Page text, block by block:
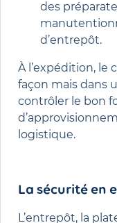
des
d’entrepôt.
À l’expédition, le
façon mais dans
contrôler le bon
logistique.
La sécurité en
L’entrepôt, la